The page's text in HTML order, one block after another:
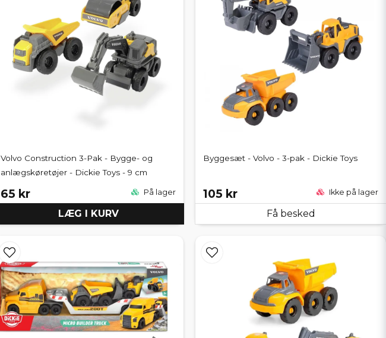
Volvo Construction 3-Pak - Bygge- og
anlægskøretøjer - Dickie Toys - 9 cm
65 kr På lager
LÆG I KURV
Byggesæt - Volvo - 3-pak - Dickie Toys
105 kr Ikke på lager
Få besked